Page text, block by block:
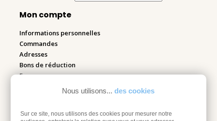
Nous utilisons... des cookies
Sur ce site, nous utilisons des cookies pour mesurer notre
Mon compte
Informations personnelles
Commandes
Adresses
Bons de réduction
Espace pro